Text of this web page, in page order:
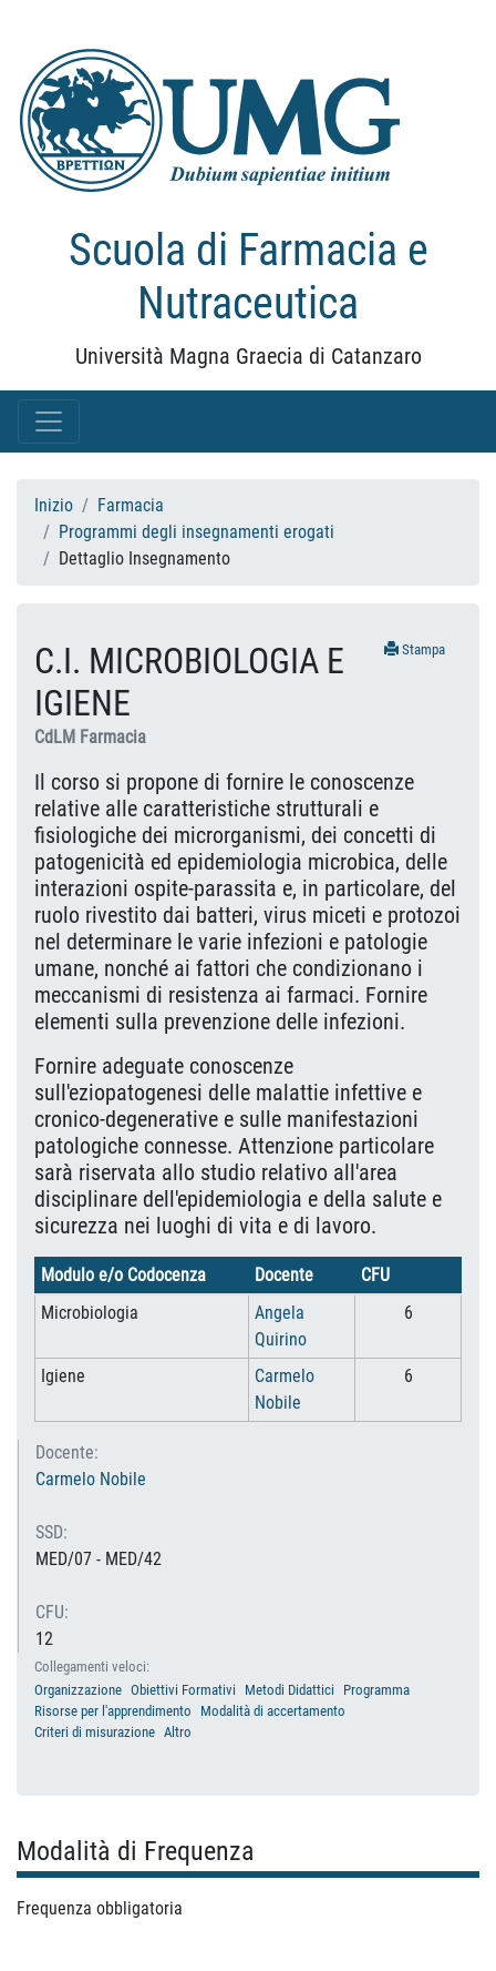
Scuola di Farmacia e
Nutraceutica
Università Magna Graecia di Catanzaro
Inizio
Farmacia
Programmi degli insegnamenti erogati
Dettaglio Insegnamento
Stampa
C.I. MICROBIOLOGIA E
IGIENE
CdLM Farmacia
Il corso si propone di fornire le conoscenze
relative alle caratteristiche strutturali e
fisiologiche dei microrganismi, dei concetti di
patogenicità ed epidemiologia microbica, delle
interazioni ospite-parassita e, in particolare, del
ruolo rivestito dai batteri, virus miceti e protozoi
nel determinare le varie infezioni e patologie
umane, nonché ai fattori che condizionano i
meccanismi di resistenza ai farmaci. Fornire
elementi sulla prevenzione delle infezioni.
Fornire adeguate conoscenze
sull'eziopatogenesi delle malattie infettive e
cronico-degenerative e sulle manifestazioni
patologiche connesse. Attenzione particolare
sarà riservata allo studio relativo all'area
disciplinare dell'epidemiologia e della salute e
sicurezza nei luoghi di vita e di lavoro.
Modulo e/o Codocenza Docente
CFU
Microbiologia
Angela
Quirino
6
Igiene
Carmelo
Nobile
6
Docente:
Carmelo Nobile
SSD:
MED/07 - MED/42
CFU:
12
Collegamenti veloci:
Organizzazione Obiettivi Formativi Metodi Didattici
Programma
Risorse per l'apprendimento
Modalità di accertamento
Criteri di misurazione Altro
Modalità di Frequenza
Frequenza obbligatoria